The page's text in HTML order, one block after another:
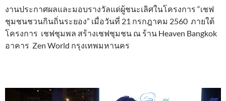
งานประกาศผลและมอบรางวัลแด่ผู้ชนะเลิศในโครงการ “เชฟ
ชุมชนชวนกินถิ่นระยอง” เมื่อวันที่ 21 กรกฎาคม 2560 ภายใต้
โครงการ เชฟชุมพล สร้างเชฟชุมชน ณ ร้าน Heaven Bangkok
อาคาร Zen World กรุงเทพมหานคร